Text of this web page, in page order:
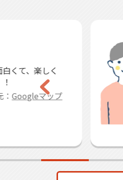
しく
ップ